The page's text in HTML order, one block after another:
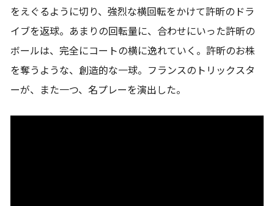
をえぐるように切り、強烈な横回転をかけて許昕のドラ
イブを返球。あまりの回転量に、合わせにいった許昕の
ボールは、完全にコートの横に逸れていく。許昕のお株
を奪うような、創造的な一球。フランスのトリックスタ
ーが、また一つ、名プレーを演出した。